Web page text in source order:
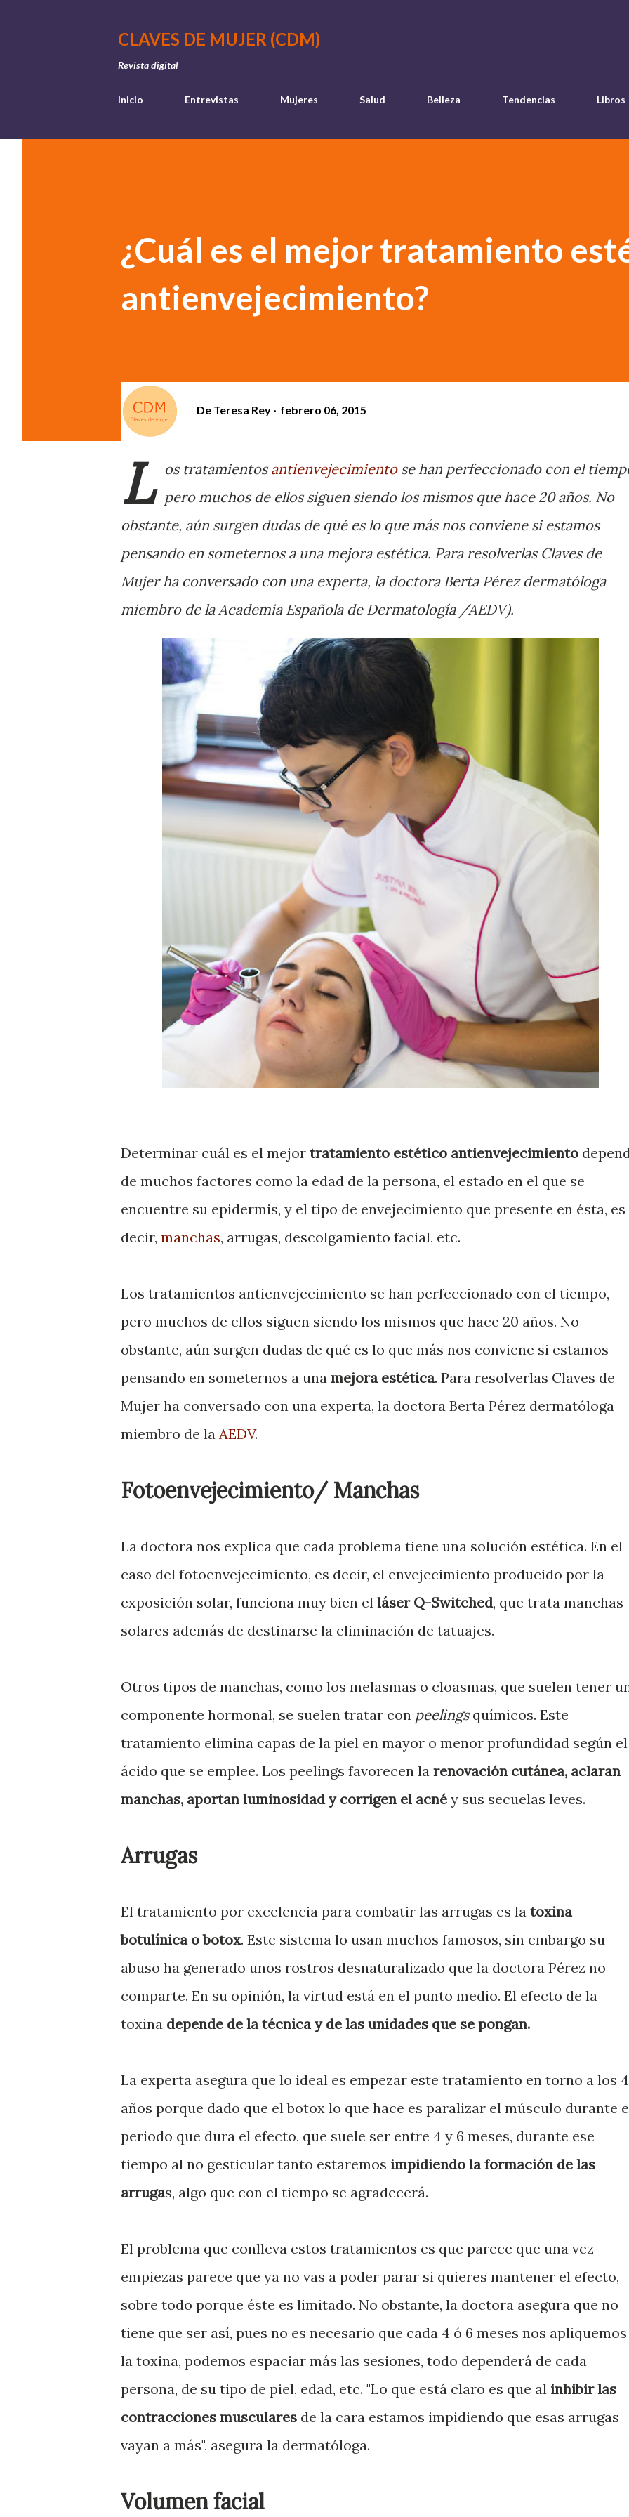
CLAVES DE MUJER (CDM)
Revista digital
Inicio Entrevistas Mujeres Salud Belleza Tendencias Libros
¿Cuál es el mejor tratamiento
antienvejecimiento?
De Teresa Rey febrero 06, 2015
L os tratamientosantienvejecimientose han perfeccionado con el
pero muchos de ellos siguen siendo los mismos que hace 20 años. No
obstante, aún surgen dudas de qué es lo que más nos conviene si estamos
pensando en someternos a una mejora estética. Para resolverlas Claves de
Mujer ha conversado con una experta, la doctora Berta Pérez dermatóloga
miembro de la Academia Española de Dermatología /AEDV).
Determinar cuál es el mejor tratamiento estético antienvejecimiento
de muchos factores como la edad de la persona, el estado en el que se
encuentre su epidermis, y el tipo de envejecimiento que presente en ésta, es
decir, manchas, arrugas, descolgamiento facial, etc.
Los tratamientos antienvejecimiento se han perfeccionado con el tiempo,
pero muchos de ellos siguen siendo los mismos que hace 20 años. No
obstante, aún surgen dudas de qué es lo que más nos conviene si estamos
pensando en someternos a una mejora estética. Para resolverlas Claves de
Mujer ha conversado con una experta, la doctora Berta Pérez dermatóloga
miembro de la AEDV.
Fotoenvejecimiento/ Manchas
La doctora nos explica que cada problema tiene una solución estética. En el
caso del fotoenvejecimiento, es decir, el envejecimiento producido por la
exposición solar, funciona muy bien el láser Q-Switched, que trata manchas
solares además de destinarse la eliminación de tatuajes.
Otros tipos de manchas, como los melasmas o cloasmas, que suelen tener
componente hormonal, se suelen tratar con peelingsquímicos. Este
tratamiento elimina capas de la piel en mayor o menor profundidad según el
ácido que se emplee. Los peelings favorecen la renovación cutánea, aclaran
manchas, aportan luminosidad y corrigen el acné y sus secuelas leves.
Arrugas
El tratamiento por excelencia para combatir las arrugas es la toxina
botulínica o botox. Este sistema lo usan muchos famosos, sin embargo su
abuso ha generado unos rostros desnaturalizado que la doctora Pérez no
comparte. En su opinión, la virtud está en el punto medio. El efecto de la
toxina depende de la técnica y de las unidades que se pongan.
La experta asegura que lo ideal es empezar este tratamiento en torno a los
años porque dado que el botox lo que hace es paralizar el músculo durante
periodo que dura el efecto, que suele ser entre 4 y 6 meses, durante ese
tiempo al no gesticular tanto estaremos impidiendo la formación de las
arrugas, algo que con el tiempo se agradecerá.
El problema que conlleva estos tratamientos es que parece que una vez
empiezas parece que ya no vas a poder parar si quieres mantener el efecto,
sobre todo porque éste es limitado. No obstante, la doctora asegura que no
tiene que ser así, pues no es necesario que cada 4 ó 6 meses nos apliquemos
la toxina, podemos espaciar más las sesiones, todo dependerá de cada
persona, de su tipo de piel, edad, etc. "Lo que está claro es que al inhibir las
contracciones musculares de la cara estamos impidiendo que esas arrugas
vayan a más", asegura la dermatóloga.
Volumen facial